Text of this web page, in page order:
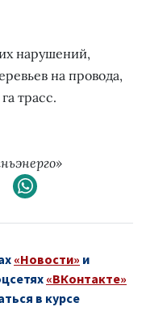
нарушений,
на провода,
трасс.
«Новости» и
«ВКонтакте»
в курсе